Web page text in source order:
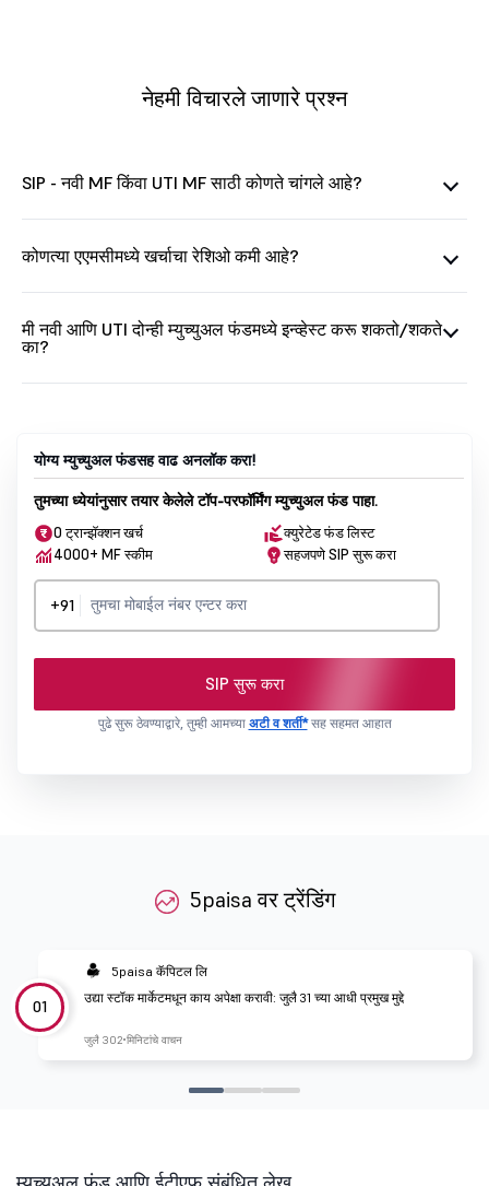
नेहमी विचारले जाणारे प्रश्न
SIP - नवी MF किंवा UTI MF साठी कोणते चांगले आहे?
कोणत्या एएमसीमध्ये खर्चाचा रेशिओ कमी आहे?
मी नवी आणि UTI दोन्ही म्युच्युअल फंडमध्ये इन्व्हेस्ट करू शकतो/शकते
का?
योग्य म्युच्युअल फंडसह वाढ अनलॉक करा!
तुमच्या ध्येयांनुसार तयार केलेले टॉप-परफॉर्मिंग म्युच्युअल फंड पाहा.
0 ट्रान्झॅक्शन खर्च
क्युरेटेड फंड लिस्ट
4000+ MF स्कीम
सहजपणे SIP सुरू करा
+91
SIP सुरू करा
पुढे सुरू ठेवण्याद्वारे, तुम्ही आमच्या अटी व शर्ती*सह सहमत आहात
5paisa वर ट्रेंडिंग
01
5paisa कॅपिटल लि
उद्या स्टॉक मार्केटमधून काय अपेक्षा करावी: जुलै 31 च्या आधी प्रमुख मुद्दे
जुलै 302 मिनिटांचे वाचन